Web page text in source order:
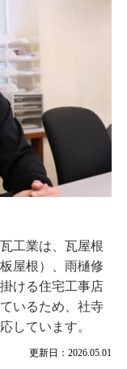
更新日：2026.05.01
工業は、瓦屋根
屋根）、雨樋修
ける住宅工事店
いるため、社寺
しています。